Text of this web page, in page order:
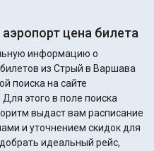
цена билета
информацию о
из Стрый в Варшава
поиска на сайте
этого в поле поиска
выдаст вам расписание
и уточнением скидок для